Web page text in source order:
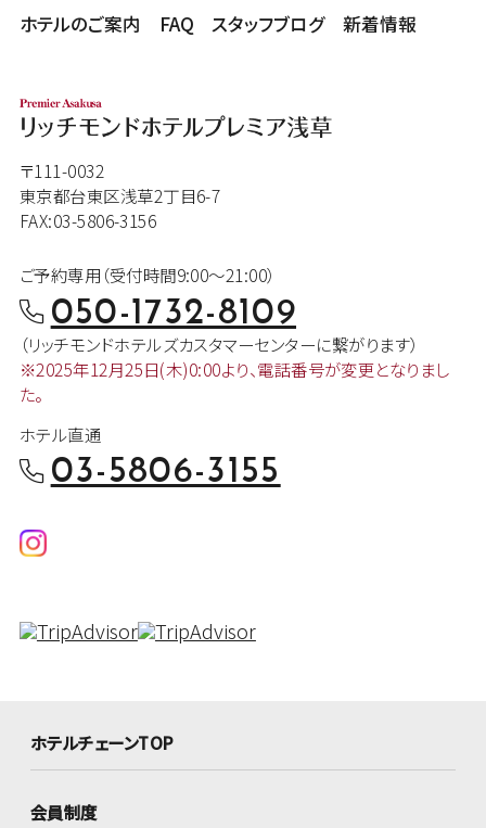
ホテルのご案内
FAQ スタッフブログ 新着情報
〒111-0032
東京都台東区浅草2丁目6-7
FAX:03-5806-3156
ご予約専用（受付時間9:00～21:00）
050-1732-8109
（リッチモンドホテルズカスタマーセンターに繋がります）
※2025年12月25日(木)0:00より、電話番号が変更となりまし
た。
ホテル直通
03-5806-3155
ホテルチェーンTOP
会員制度